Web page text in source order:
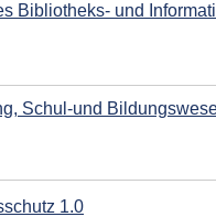
Bibliotheks- und
Schul-und
1.0